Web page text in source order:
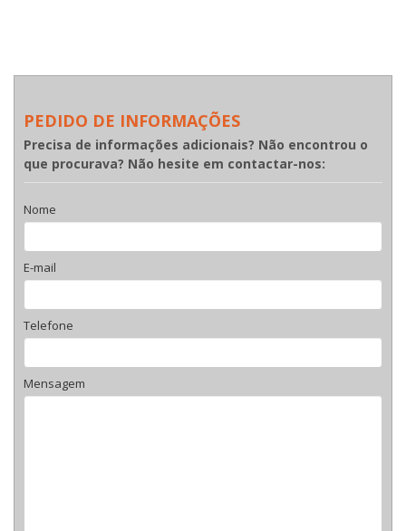
PEDIDO DE INFORMAÇÕES
Precisa de informações adicionais? Não encontrou o
que procurava? Não hesite em contactar-nos:
Nome
E-mail
Telefone
Mensagem